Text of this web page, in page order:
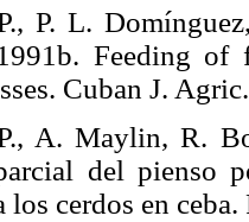
P. L.
Feeding
Cuban J.
A. Maylin, R.
del pienso
los cerdos en